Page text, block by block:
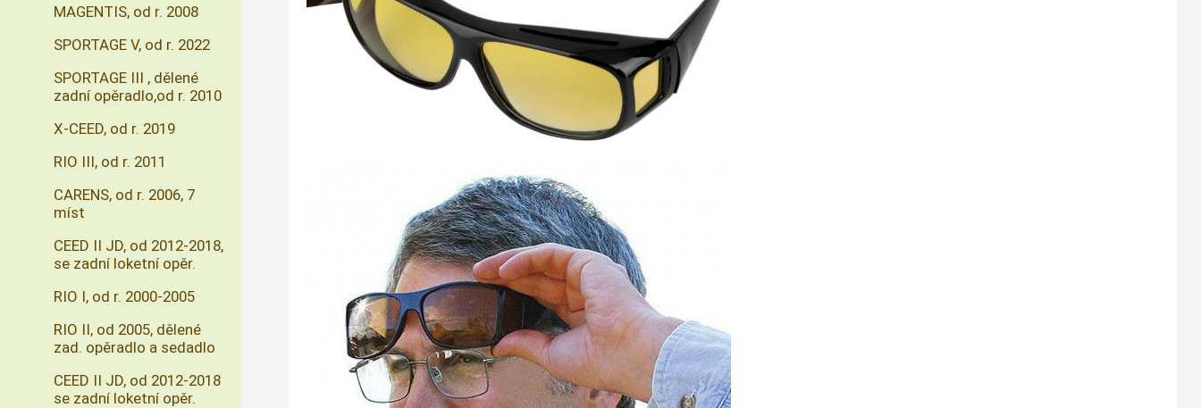
MAGENTIS, od r. 2008
SPORTAGE V, od r. 2022
SPORTAGE III , dělené
zadní opěradlo,od r. 2010
X-CEED, od r. 2019
RIO III, od r. 2011
CARENS, od r. 2006, 7
míst
CEED II JD, od 2012-2018,
se zadní loketní opěr.
RIO I, od r. 2000-2005
RIO II, od 2005, dělené
zad. opěradlo a sedadlo
CEED II JD, od 2012-2018
se zadní loketní opěr.